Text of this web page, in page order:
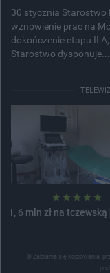
30 stycznia Starostwo
wznowienie prac na
dokończenie etapu II
Starostwo dysponuje...
1, 6 mln zł na
© Zabrania się kopiowania,